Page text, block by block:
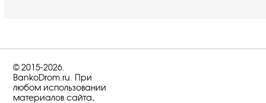
© 2015-2026.
BankoDrom.ru. При
любом использовании
материалов сайта,